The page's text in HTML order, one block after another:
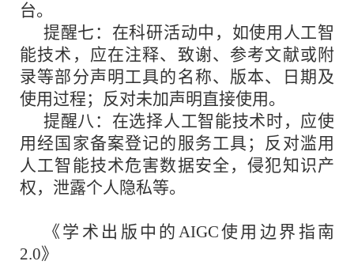
台。
提醒七：在科研活动中，如使用人工智
能技术，应在注释、致谢、参考文献或附
录等部分声明工具的名称、版本、日期及
使用过程；反对未加声明直接使用。
提醒八：在选择人工智能技术时，应使
用经国家备案登记的服务工具；反对滥用
人工智能技术危害数据安全，侵犯知识产
权，泄露个人隐私等。
《学术出版中的AIGC使用边界指南
2.0》